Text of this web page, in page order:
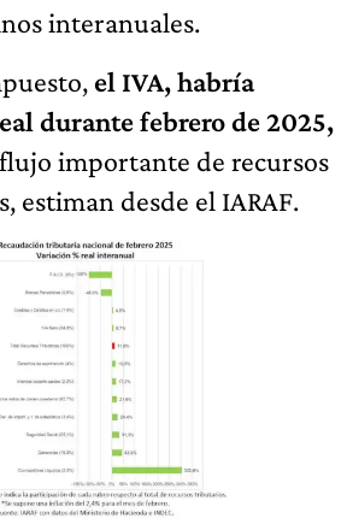
interanuales.
el IVA, habría
durante febrero de 2025,
importante de recursos
estiman desde el IARAF.